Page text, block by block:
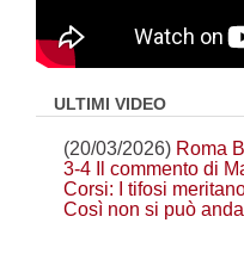
ULTIMI VIDEO
(20/03/2026) Roma
3-4 Il commento di
Corsi: I tifosi
Così non si può